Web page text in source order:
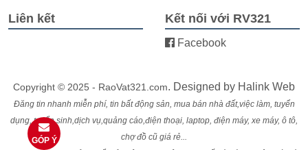
Liên kết Kết nối với RV321
Facebook
Copyright © 2025 - RaoVat321.com. Designed by Halink Web
Đăng tin nhanh miễn phí, tin bất động sản, mua bán nhà đất,việc làm, tuyển
dụng, tuyển sinh,dịch vụ,quảng cáo,điện thoại, laptop, điện máy, xe máy, ô tô,
chợ đồ cũ giá rẻ...
GÓP Ý